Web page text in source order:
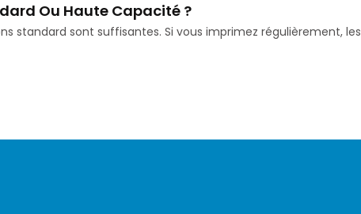
Ou Haute Capacité ?
standard sont suffisantes. Si vous imprimez